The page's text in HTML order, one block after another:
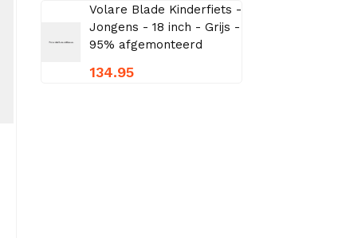
Volare Blade Kinderfiets -
Jongens - 18 inch - Grijs -
95% afgemonteerd
134.95